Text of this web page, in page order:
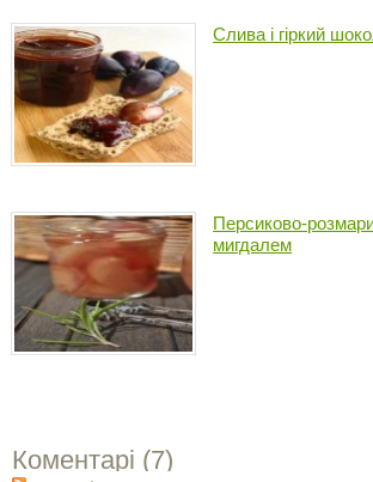
Слива і гіркий
Персиково-
мигдалем
Коментарі (7)